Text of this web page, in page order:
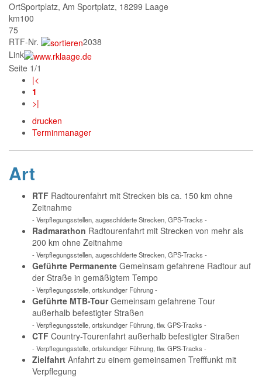
OrtSportplatz, Am Sportplatz, 18299 Laage
km100
75
RTF-Nr.
2038
Link
Seite 1/1
|<
1
>|
drucken
Terminmanager
Art
RTF Radtourenfahrt mit Strecken bis ca. 150 km ohne
Zeitnahme
- Verpflegungsstellen, augeschilderte Strecken, GPS-Tracks -
Radmarathon Radtourenfahrt mit Strecken von mehr als
200 km ohne Zeitnahme
- Verpflegungsstellen, augeschilderte Strecken, GPS-Tracks -
Geführte Permanente Gemeinsam gefahrene Radtour auf
der Straße in gemäßigtem Tempo
- Verpflegungsstelle, ortskundiger Führung -
Geführte MTB-TourGemeinsam gefahrene Tour
außerhalb befestigter Straßen
- Verpflegungsstelle, ortskundiger Führung, tlw. GPS-Tracks -
CTF Country-Tourenfahrt außerhalb befestigter Straßen
- Verpflegungsstelle, ortskundiger Führung, tlw. GPS-Tracks -
Zielfahrt Anfahrt zu einem gemeinsamen Trefffunkt mit
Verpflegung